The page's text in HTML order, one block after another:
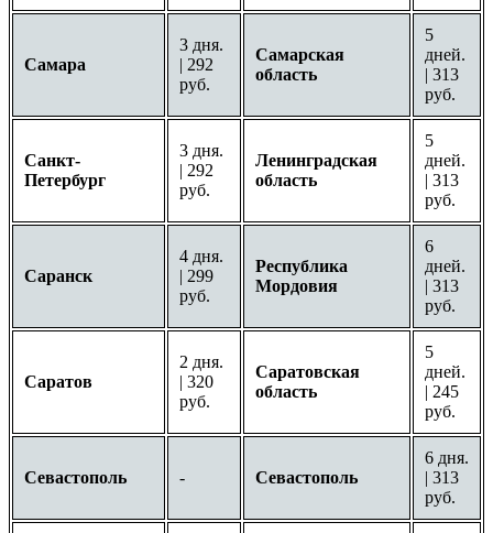
Самара
3 дня.
| 292
руб.
Самарская
область
5
дней.
| 313
руб.
Санкт-
Петербург
3 дня.
| 292
руб.
Ленинградская
область
5
дней.
| 313
руб.
Саранск
4 дня.
| 299
руб.
Республика
Мордовия
6
дней.
| 313
руб.
Саратов
2 дня.
| 320
руб.
Саратовская
область
5
дней.
| 245
руб.
Севастополь - Севастополь
6 дня.
| 313
руб.